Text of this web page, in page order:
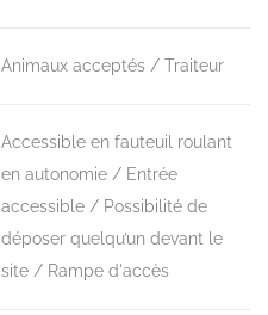
Animaux acceptés Traiteur
Accessible en fauteuil roulant
en autonomie
Entrée
accessible
Possibilité de
déposer quelqu’un devant le
site
Rampe d'accès